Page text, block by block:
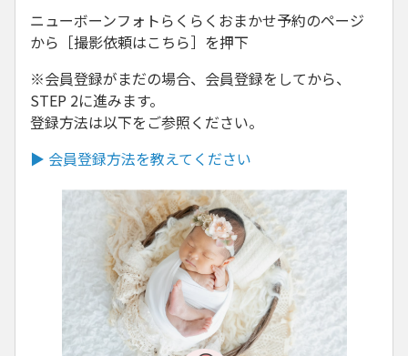
ニューボーンフォトらくらくおまかせ予約のページ
から［撮影依頼はこちら］を押下
※会員登録がまだの場合、会員登録をしてから、
STEP 2に進みます。
登録方法は以下をご参照ください。
▶ 会員登録方法を教えてください